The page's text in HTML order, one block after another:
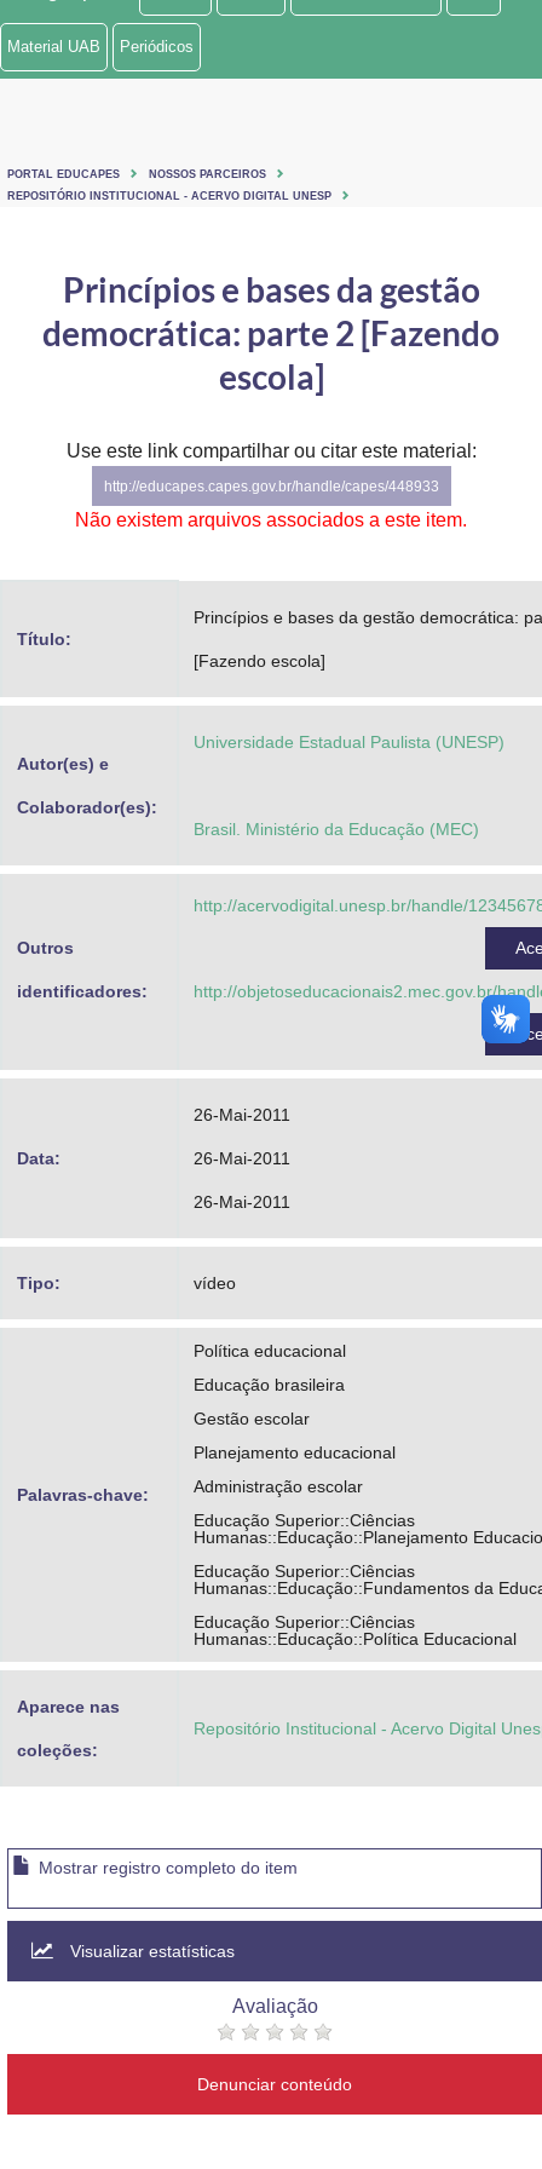
Ministério de Minas e Energia
Ministério do Turismo
Controladoria-Geral da União
Ministério da Mulher, da Família e dos Direitos Humanos
Secretaria de Governo
Gabinete de Segurança Institucional
Material UAB Periódicos
PORTAL EDUCAPES
NOSSOS PARCEIROS
REPOSITÓRIO INSTITUCIONAL - ACERVO DIGITAL UNESP
Princípios e bases da gestão
democrática: parte 2 [Fazendo
escola]
Use este link compartilhar ou citar este material:
http://educapes.capes.gov.br/handle/capes/448933
Não existem arquivos associados a este item.
Título:
Princípios e bases da gestão democrática:
[Fazendo escola]
Autor(es) e
Colaborador(es):
Universidade Estadual Paulista (UNESP)
Brasil. Ministério da Educação (MEC)
Outros
identificadores:
http://acervodigital.unesp.br/handle/
http://objetoseducacionais2.mec.gov.br/
Data:
26-Mai-2011
26-Mai-2011
26-Mai-2011
Tipo: vídeo
Palavras-chave:
Política educacional
Educação brasileira
Gestão escolar
Planejamento educacional
Administração escolar
Educação Superior::Ciências
Humanas::Educação::Planejamento
Educação Superior::Ciências
Humanas::Educação::Fundamentos da
Educação Superior::Ciências
Humanas::Educação::Política Educacional
Aparece nas
coleções:
Repositório Institucional - Acervo Digital
Mostrar registro completo do item
Visualizar estatísticas
Avaliação
Denunciar conteúdo